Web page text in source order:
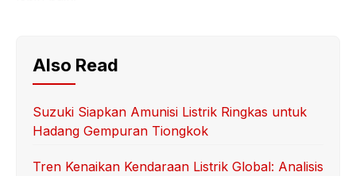
Also Read
Suzuki Siapkan Amunisi Listrik Ringkas untuk
Hadang Gempuran Tiongkok
Tren Kenaikan Kendaraan Listrik Global: Analisis